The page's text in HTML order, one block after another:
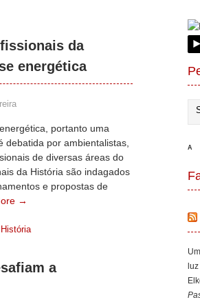
da
energética
portanto uma
debatida por ambientalistas,
de diversas áreas do
da História são indagados
e propostas de
→
a
A